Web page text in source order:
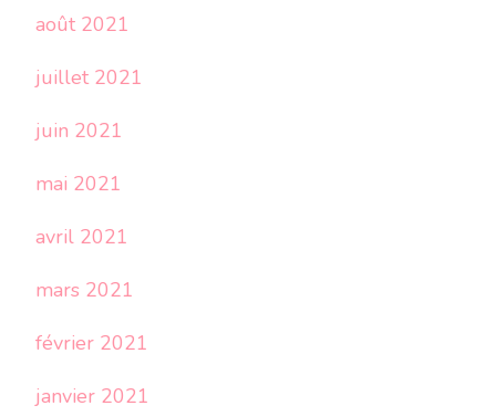
août 2021
juillet 2021
juin 2021
mai 2021
avril 2021
mars 2021
février 2021
janvier 2021